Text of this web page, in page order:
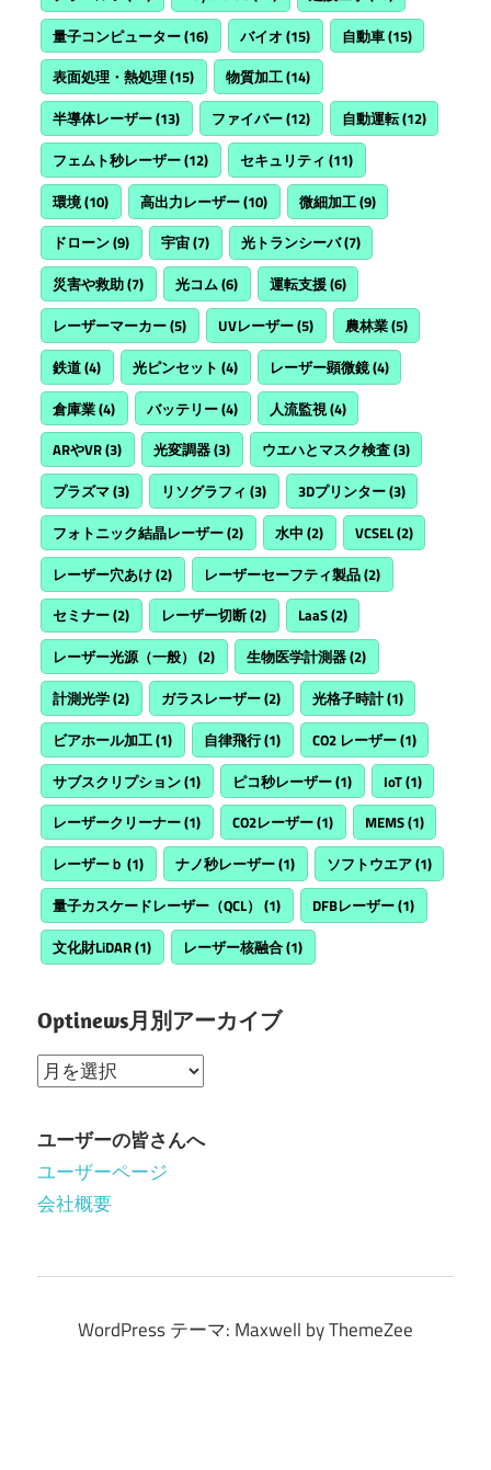
量子コンピューター(16) バイオ (15) 自動車(15)
表面処理・熱処理(15) 物質加工(14)
半導体レーザー(13) ファイバー(12) 自動運転(12)
フェムト秒レーザー(12) セキュリティ (11)
環境(10) 高出力レーザー(10) 微細加工(9)
ドローン(9) 宇宙(7) 光トランシーバ(7)
災害や救助(7) 光コム(6) 運転支援(6)
レーザーマーカー(5) UVレーザー(5) 農林業(5)
鉄道(4) 光ピンセット (4) レーザー顕微鏡(4)
倉庫業(4) バッテリー(4) 人流監視(4)
ARやVR(3) 光変調器(3) ウエハとマスク検査(3)
プラズマ(3) リソグラフィ (3) 3Dプリンター(3)
フォトニック結晶レーザー(2) 水中 (2) VCSEL(2)
レーザー穴あけ(2) レーザーセーフティ製品(2)
セミナー(2) レーザー切断(2) LaaS(2)
レーザー光源（一般） (2) 生物医学計測器(2)
計測光学(2) ガラスレーザー(2) 光格子時計(1)
ビアホール加工(1) 自律飛行(1) CO2 レーザー(1)
サブスクリプション(1) ピコ秒レーザー(1) IoT(1)
レーザークリーナー(1) CO2レーザー(1) MEMS(1)
レーザーｂ (1) ナノ秒レーザー(1) ソフトウエア(1)
量子カスケードレーザー（QCL） (1) DFBレーザー(1)
文化財LiDAR(1) レーザー核融合(1)
Optinews月別アーカイブ
Optinews
別
ア
ー
ユーザーの皆さんへ
ユーザーページ
会社概要
WordPress テーマ: Maxwell by ThemeZee